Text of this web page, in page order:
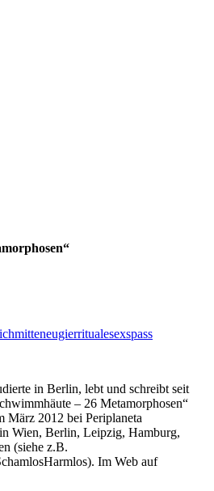
mitteneugierritualesexspass
in Berlin, lebt und schreibt seit
– 26 Metamorphosen“
März 2012 bei Periplaneta
Wien, Berlin, Leipzig, Hamburg,
(siehe z.B.
Im Web auf